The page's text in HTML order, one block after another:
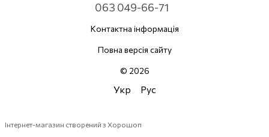
063 049-66-71
Контактна інформація
Повна версія сайту
© 2026
Укр Рус
Інтернет-магазин створений з Хорошоп